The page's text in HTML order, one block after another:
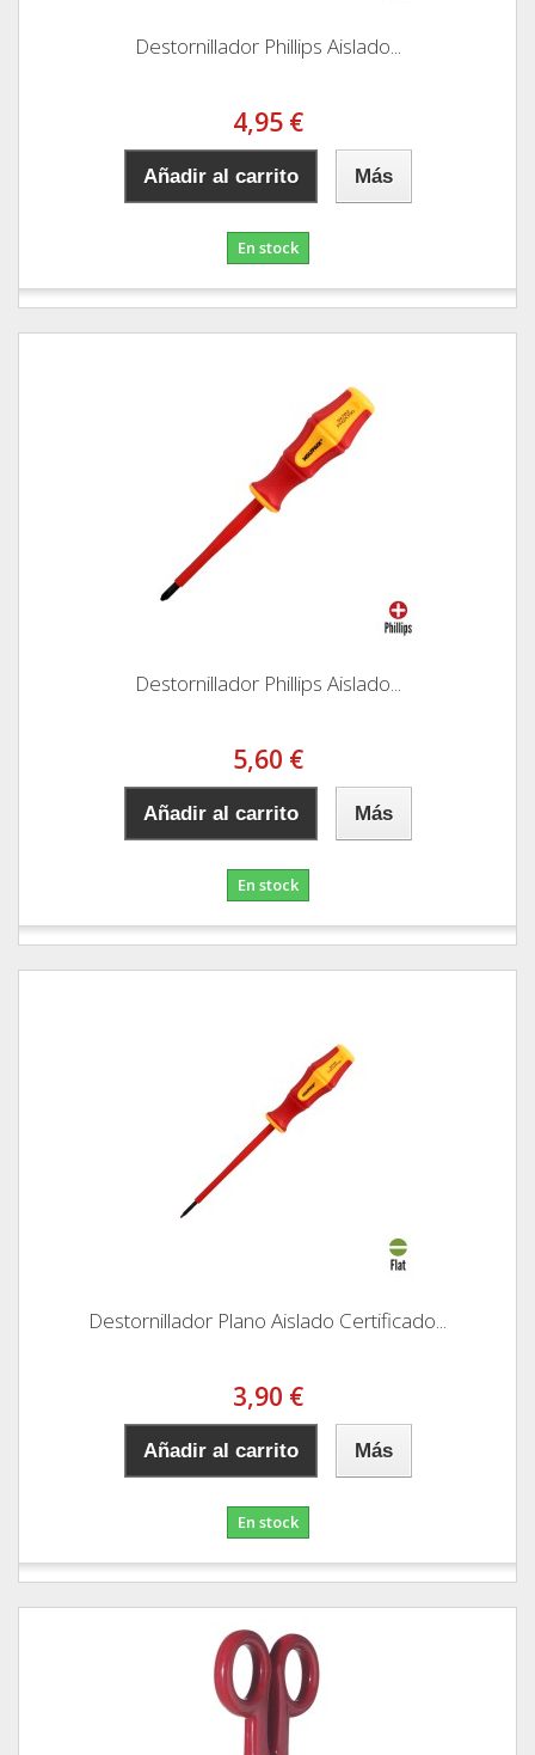
Destornillador Phillips Aislado...
4,95 €
Añadir al carrito Más
En stock
Destornillador Phillips Aislado...
5,60 €
Añadir al carrito Más
En stock
Destornillador Plano Aislado Certificado...
3,90 €
Añadir al carrito Más
En stock